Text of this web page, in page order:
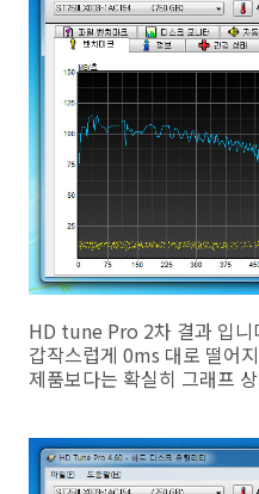
HD tune Pro 2차 결과 입
갑작스럽게 0ms 대로 떨어
제품보다는 확실히 그래프